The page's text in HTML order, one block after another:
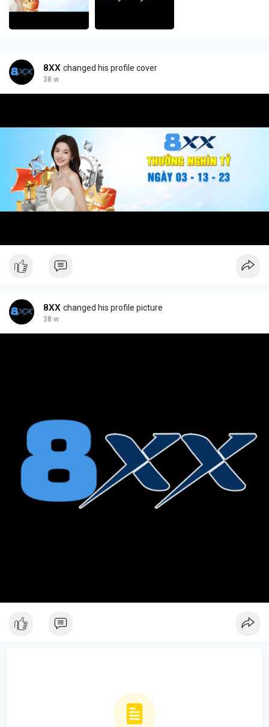
8XX changed his profile cover
38 w
8XX changed his profile picture
38 w